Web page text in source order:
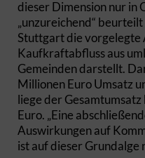
dieser Dimension nur in
„unzureichend“
Stuttgart die vorgelegte
Kaufkraftabfluss aus
Gemeinden darstellt.
Millionen Euro Umsatz
liege der
Euro. „Eine
Auswirkungen auf
ist auf dieser Grundalge